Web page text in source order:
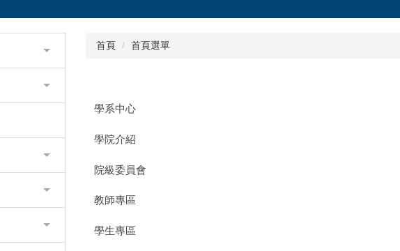
首頁 首頁選單
學系中心
學院介紹
院級委員會
教師專區
學生專區